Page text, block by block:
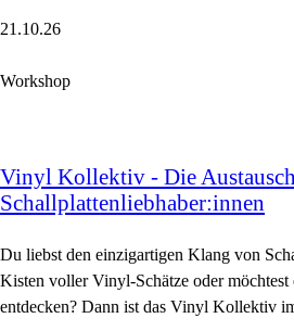
21.10.26
Workshop
Vinyl Kollektiv - Die
Schallplattenliebhaber:innen
Du liebst den einzigartigen Klang von
Kisten voller Vinyl-Schätze oder
entdecken? Dann ist das Vinyl Kollektiv